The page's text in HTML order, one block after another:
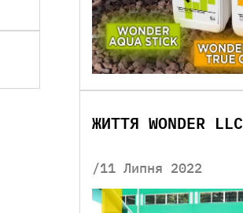
ЖИТТЯ WONDER LLC
/11 Липня 2022